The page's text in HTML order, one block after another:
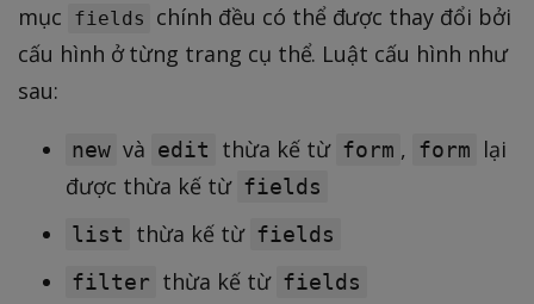
mục
fields
chính đều có thể được thay đổi bởi
cấu hình ở từng trang cụ thể. Luật cấu hình như
sau:
new và edit thừa kế từ form , form
lại
được thừa kế từ fields
list
thừa kế từ fields
filter thừa kế từ fields